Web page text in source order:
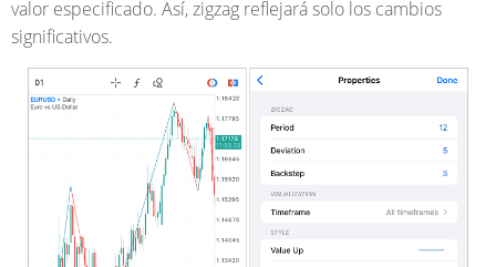
valor especificado. Así, zigzag reflejará solo los cambios
significativos.